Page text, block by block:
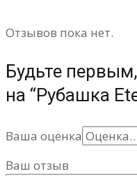
Отзывов пока нет.
Будьте
на “Рубашка
Ваша оценка
Ваш отзыв